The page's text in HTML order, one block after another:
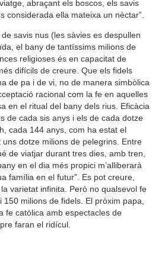
abraçant els boscos, els savis
considerada ella mateixa un nèctar”.
savis nus (les sàvies es despullen
el bany de tantíssims milions de
religioses és en capacitat de
difícils de creure. Que els fidels
de pa i de vi, no de manera simbòlica
racional com la fe en aquelles
en el ritual del bany dels rius. Eficàcia
de cada sis anys i els de cada dotze
cada 144 anys, com ha estat el
uns dotze milions de pelegrins. Entre
de viatjar durant tres dies, amb tren,
en el dia més propici m’alliberarà
família en el futur”. Es pot creure,
varietat infinita. Però no qualsevol fe
milions de fidels. El pròxim papa,
fe catòlica amb espectacles de
faran el ridícul.